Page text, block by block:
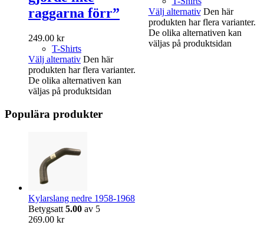
raggarna förr”
249.00 kr
T-Shirts
Välj alternativ Den här
produkten har flera varianter.
De olika alternativen kan
väljas på produktsidan
Välj alternativ Den här
produkten har flera varianter.
De olika alternativen kan
väljas på produktsidan
Populära produkter
Kylarslang nedre 1958-1968
Betygsatt 5.00 av 5
269.00 kr